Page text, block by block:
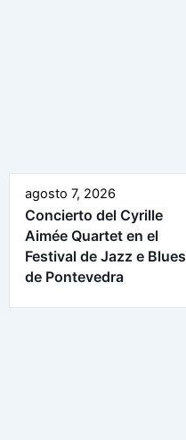
agosto 7, 2026
Concierto del Cyrille
Aimée Quartet en el
Festival de Jazz e Blues
de Pontevedra